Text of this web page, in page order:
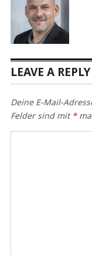
LEAVE A REPLY
Deine E-Mail-
Felder sind mit *